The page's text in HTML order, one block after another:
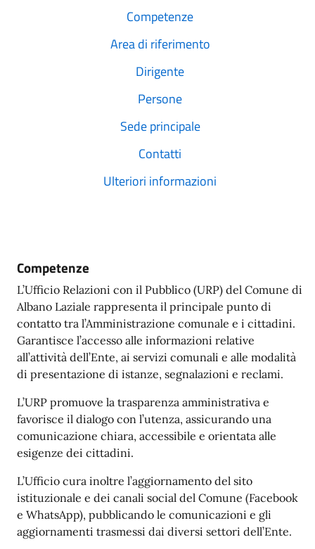
Competenze
Area di riferimento
Dirigente
Persone
Sede principale
Contatti
Ulteriori informazioni
Competenze
L’Ufficio Relazioni con il Pubblico (URP) del Comune di
Albano Laziale rappresenta il principale punto di
contatto tra l’Amministrazione comunale e i cittadini.
Garantisce l’accesso alle informazioni relative
all’attività dell’Ente, ai servizi comunali e alle modalità
di presentazione di istanze, segnalazioni e reclami.
L’URP promuove la trasparenza amministrativa e
favorisce il dialogo con l’utenza, assicurando una
comunicazione chiara, accessibile e orientata alle
esigenze dei cittadini.
L’Ufficio cura inoltre l’aggiornamento del sito
istituzionale e dei canali social del Comune (Facebook
e WhatsApp), pubblicando le comunicazioni e gli
aggiornamenti trasmessi dai diversi settori dell’Ente.